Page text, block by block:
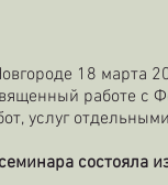
18 марта
работе с
услуг
состояла